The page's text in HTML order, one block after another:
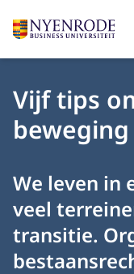
Vijf tips
We leven in
veel
transitie.